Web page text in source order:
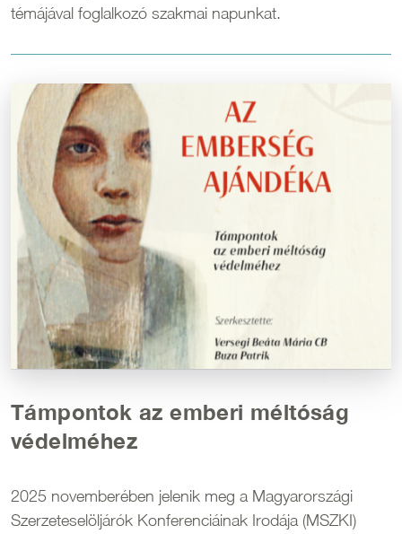
témájával foglalkozó szakmai napunkat.
Kép
Támpontok az emberi méltóság
védelméhez
2025 novemberében jelenik meg a Magyarországi
Szerzeteselöljárók Konferenciáinak Irodája (MSZKI)